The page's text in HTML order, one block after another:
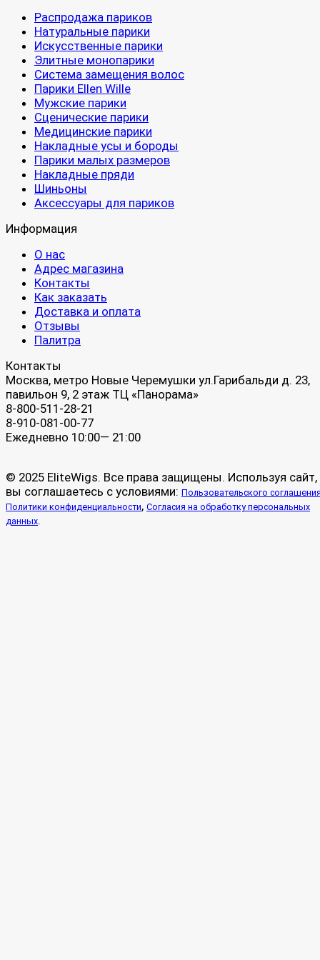
Распродажа париков
Натуральные парики
Искусственные парики
Элитные монопарики
Система замещения волос
Парики Ellen Wille
Мужские парики
Сценические парики
Медицинские парики
Накладные усы и бороды
Парики малых размеров
Накладные пряди
Шиньоны
Аксессуары для париков
Информация
О нас
Адрес магазина
Контакты
Как заказать
Доставка и оплата
Отзывы
Палитра
Контакты
Москва, метро Новые Черемушки ул.Гарибальди д. 23,
павильон 9, 2 этаж ТЦ «Панорама»
8-800-511-28-21
8-910-081-00-77
Ежедневно 10:00— 21:00
© 2025 EliteWigs. Все права защищены. Используя сайт,
вы соглашаетесь с условиями: Пользовательского
Политики конфиденциальности, Согласия на обработку персональных
данных.